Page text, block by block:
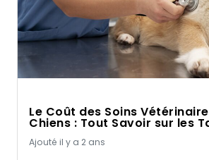
Le Coût des Soins
Chiens : Tout Savoir sur les
Ajouté il y a 2 ans